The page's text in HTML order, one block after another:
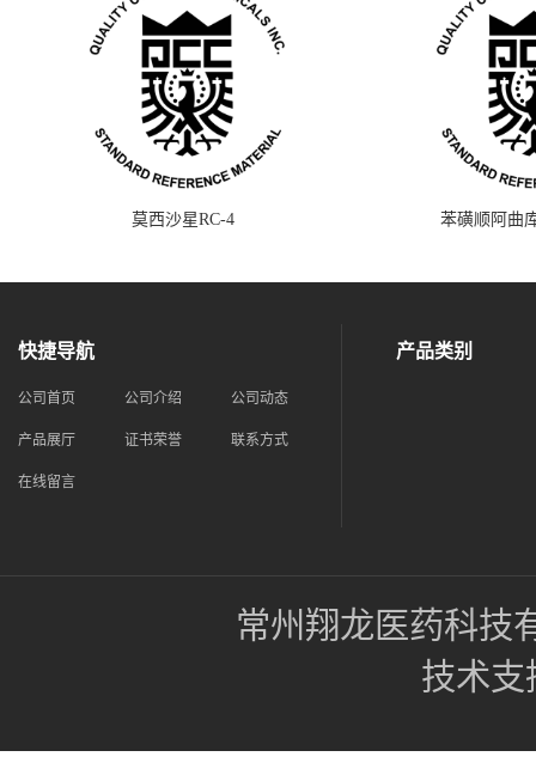
莫西沙星RC-4 苯磺顺阿曲
快捷导航
公司首页 公司介绍 公司动态
产品展厅 证书荣誉 联系方式
在线留言
产品类别
常州翔龙医药科技
技术